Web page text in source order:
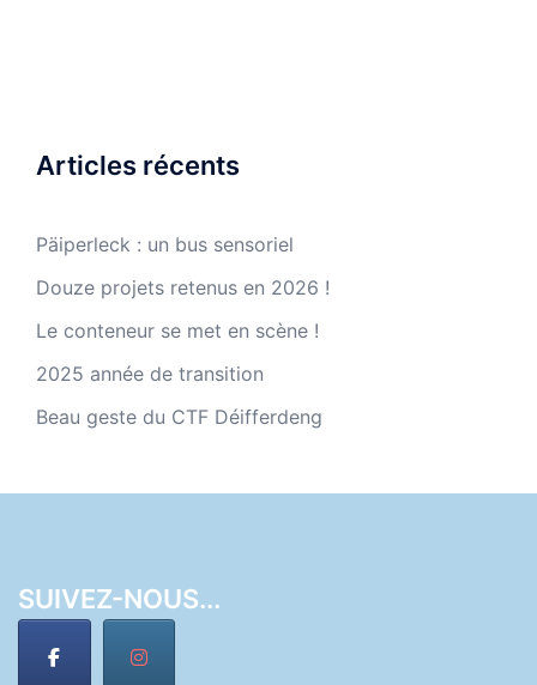
Articles récents
Päiperleck : un bus sensoriel
Douze projets retenus en 2026 !
Le conteneur se met en scène !
2025 année de transition
Beau geste du CTF Déifferdeng
SUIVEZ-NOUS...